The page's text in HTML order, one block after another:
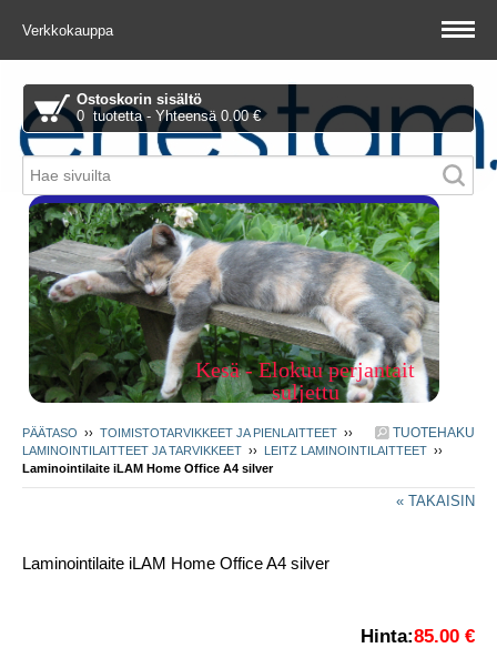
Verkkokauppa
Ostoskorin sisältö
0 tuotetta - Yhteensä 0.00 €
Piitie 1 A, 01510 Vantaa
Kesä - Elokuu perjantait
suljettu
TUOTEHAKU
PÄÄTASO ›› TOIMISTOTARVIKKEET JA PIENLAITTEET ››
LAMINOINTILAITTEET JA TARVIKKEET ›› LEITZ LAMINOINTILAITTEET ››
Laminointilaite iLAM Home Office A4 silver
« TAKAISIN
Laminointilaite iLAM Home Office A4 silver
Hinta:85.00 €